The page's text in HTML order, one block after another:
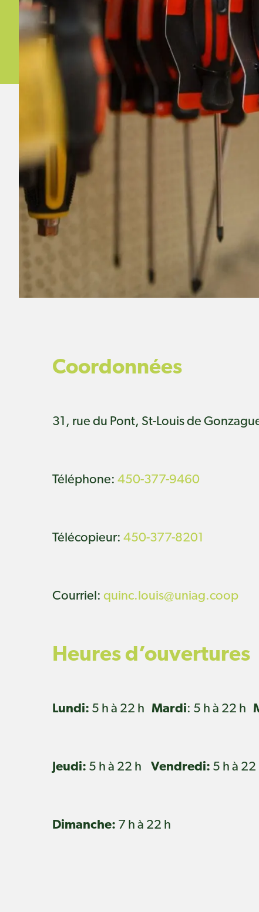
Coordonnées
31, rue du Pont, St-Louis de
Téléphone: 450-377-9460
Télécopieur: 450-377-8201
Courriel: quinc.louis@uniag.coop
Heures d’ouvertures
Lundi: 5 h à 22 h Mardi: 5 h à 22 h
Jeudi: 5 h à 22 h Vendredi: 5 h à 22
Dimanche: 7 h à 22 h